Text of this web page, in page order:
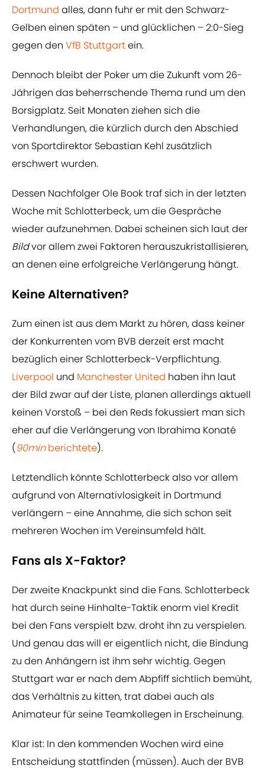
Dortmund alles, dann fuhr er mit den Schwarz-
Gelben einen späten – und glücklichen – 2:0-Sieg
gegen den VfB Stuttgartein.
Dennoch bleibt der Poker um die Zukunft vom 26-
Jährigen das beherrschende Thema rund um den
Borsigplatz. Seit Monaten ziehen sich die
Verhandlungen, die kürzlich durch den Abschied
von Sportdirektor Sebastian Kehl zusätzlich
erschwert wurden.
Dessen Nachfolger Ole Book traf sich in der letzten
Woche mit Schlotterbeck, um die Gespräche
wieder aufzunehmen. Dabei scheinen sich laut der
Bildvor allem zwei Faktoren herauszukristallisieren,
an denen eine erfolgreiche Verlängerung hängt.
Keine Alternativen?
Zum einen ist aus dem Markt zu hören, dass keiner
der Konkurrenten vom BVB derzeit erst macht
bezüglich einer Schlotterbeck-Verpflichtung.
Liverpool und Manchester United haben ihn laut
der Bild zwar auf der Liste, planen allerdings aktuell
keinen Vorstoß – bei den Reds fokussiert man sich
eher auf die Verlängerung von Ibrahima Konaté
(90minberichtete).
Letztendlich könnte Schlotterbeck also vor allem
aufgrund von Alternativlosigkeit in Dortmund
verlängern – eine Annahme, die sich schon seit
mehreren Wochen im Vereinsumfeld hält.
Fans als X-Faktor?
Der zweite Knackpunkt sind die Fans. Schlotterbeck
hat durch seine Hinhalte-Taktik enorm viel Kredit
bei den Fans verspielt bzw. droht ihn zu verspielen.
Und genau das will er eigentlich nicht, die Bindung
zu den Anhängern ist ihm sehr wichtig. Gegen
Stuttgart war er nach dem Abpfiff sichtlich bemüht,
das Verhältnis zu kitten, trat dabei auch als
Animateur für seine Teamkollegen in Erscheinung.
Klar ist: In den kommenden Wochen wird eine
Entscheidung stattfinden (müssen). Auch der BVB